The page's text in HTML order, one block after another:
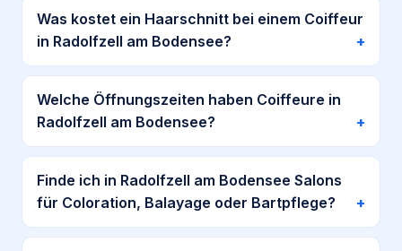
Was kostet ein Haarschnitt bei einem Coiffeur
in Radolfzell am Bodensee?
Welche Öffnungszeiten haben Coiffeure in
Radolfzell am Bodensee?
Finde ich in Radolfzell am Bodensee Salons
für Coloration, Balayage oder Bartpflege?